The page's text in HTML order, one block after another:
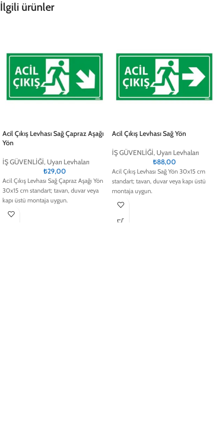
İlgili ürünler
Acil Çıkış Levhası Sağ Çapraz Aşağı
Yön
İŞ GÜVENLİĞİ, Uyarı Levhaları
₺29,00
Acil Çıkış Levhası Sağ Çapraz Aşağı Yön
30x15 cm standart; tavan, duvar veya
kapı üstü montaja uygun.
Acil Çıkış Levhası Sağ Yön
İŞ GÜVENLİĞİ, Uyarı Levhaları
₺88,00
Acil Çıkış Levhası Sağ Yön 30x15 cm
standart; tavan, duvar veya kapı üstü
montaja uygun.